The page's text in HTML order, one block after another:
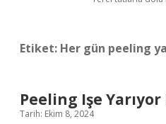
Etiket: Her gün peeling
Peeling Işe Yarıyor
Tarih: Ekim 8, 2024